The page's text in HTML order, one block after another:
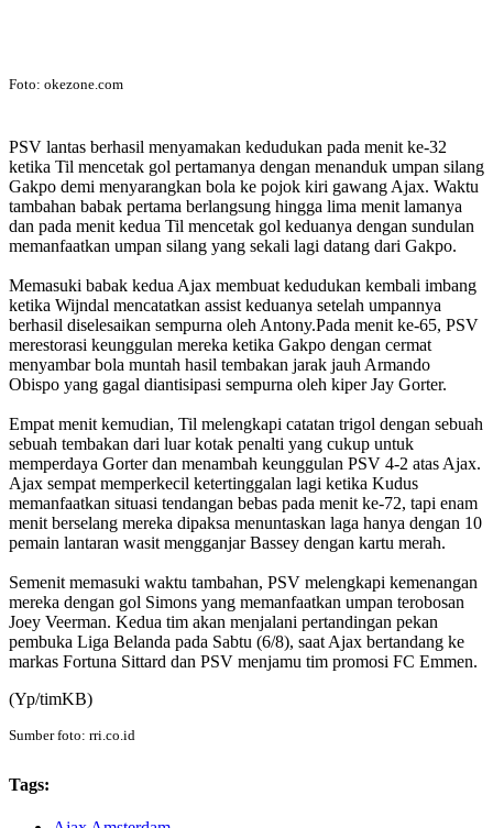
Foto: okezone.com
PSV lantas berhasil menyamakan kedudukan pada menit ke-32
ketika Til mencetak gol pertamanya dengan menanduk umpan silang
Gakpo demi menyarangkan bola ke pojok kiri gawang Ajax. Waktu
tambahan babak pertama berlangsung hingga lima menit lamanya
dan pada menit kedua Til mencetak gol keduanya dengan sundulan
memanfaatkan umpan silang yang sekali lagi datang dari Gakpo.
Memasuki babak kedua Ajax membuat kedudukan kembali imbang
ketika Wijndal mencatatkan assist keduanya setelah umpannya
berhasil diselesaikan sempurna oleh Antony.Pada menit ke-65, PSV
merestorasi keunggulan mereka ketika Gakpo dengan cermat
menyambar bola muntah hasil tembakan jarak jauh Armando
Obispo yang gagal diantisipasi sempurna oleh kiper Jay Gorter.
Empat menit kemudian, Til melengkapi catatan trigol dengan sebuah
sebuah tembakan dari luar kotak penalti yang cukup untuk
memperdaya Gorter dan menambah keunggulan PSV 4-2 atas Ajax.
Ajax sempat memperkecil ketertinggalan lagi ketika Kudus
memanfaatkan situasi tendangan bebas pada menit ke-72, tapi enam
menit berselang mereka dipaksa menuntaskan laga hanya dengan 10
pemain lantaran wasit mengganjar Bassey dengan kartu merah.
Semenit memasuki waktu tambahan, PSV melengkapi kemenangan
mereka dengan gol Simons yang memanfaatkan umpan terobosan
Joey Veerman. Kedua tim akan menjalani pertandingan pekan
pembuka Liga Belanda pada Sabtu (6/8), saat Ajax bertandang ke
markas Fortuna Sittard dan PSV menjamu tim promosi FC Emmen.
(Yp/timKB)
Sumber foto: rri.co.id
Tags: